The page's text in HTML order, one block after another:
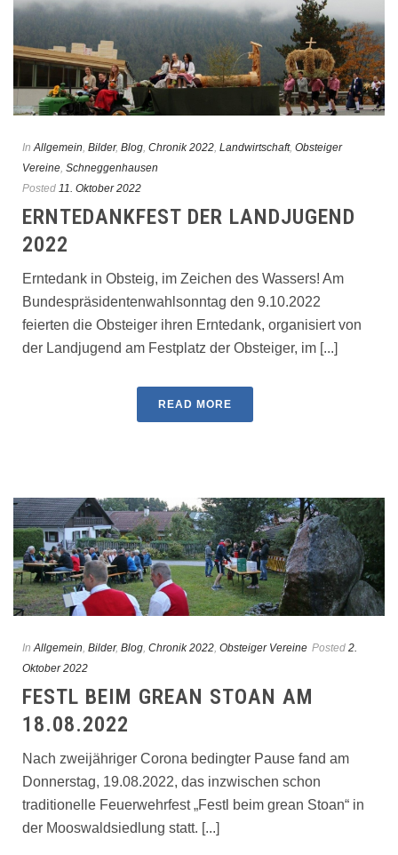
In Allgemein Bilder, Blog Chronik 2022 Landwirtschaft, Obsteiger
Vereine Schneggenhausen
Posted 11. Oktober 2022
ERNTEDANKFEST DER LANDJUGEND
2022
Erntedank in Obsteig, im Zeichen des Wassers! Am
Bundespräsidentenwahlsonntag den 9.10.2022
feierten die Obsteiger ihren Erntedank, organisiert von
der Landjugend am Festplatz der Obsteiger, im [...]
READ MORE
In Allgemein Bilder, Blog Chronik 2022 Obsteiger Vereine Posted 2.
Oktober 2022
FESTL BEIM GREAN STOAN AM
18.08.2022
Nach zweijähriger Corona bedingter Pause fand am
Donnerstag, 19.08.2022, das inzwischen schon
traditionelle Feuerwehrfest „Festl beim grean Stoan“ in
der Mooswaldsiedlung statt. [...]